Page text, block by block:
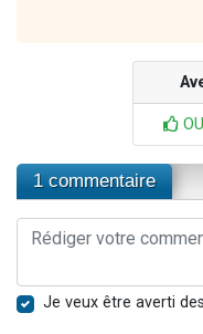
1 commentaire
Je veux être averti